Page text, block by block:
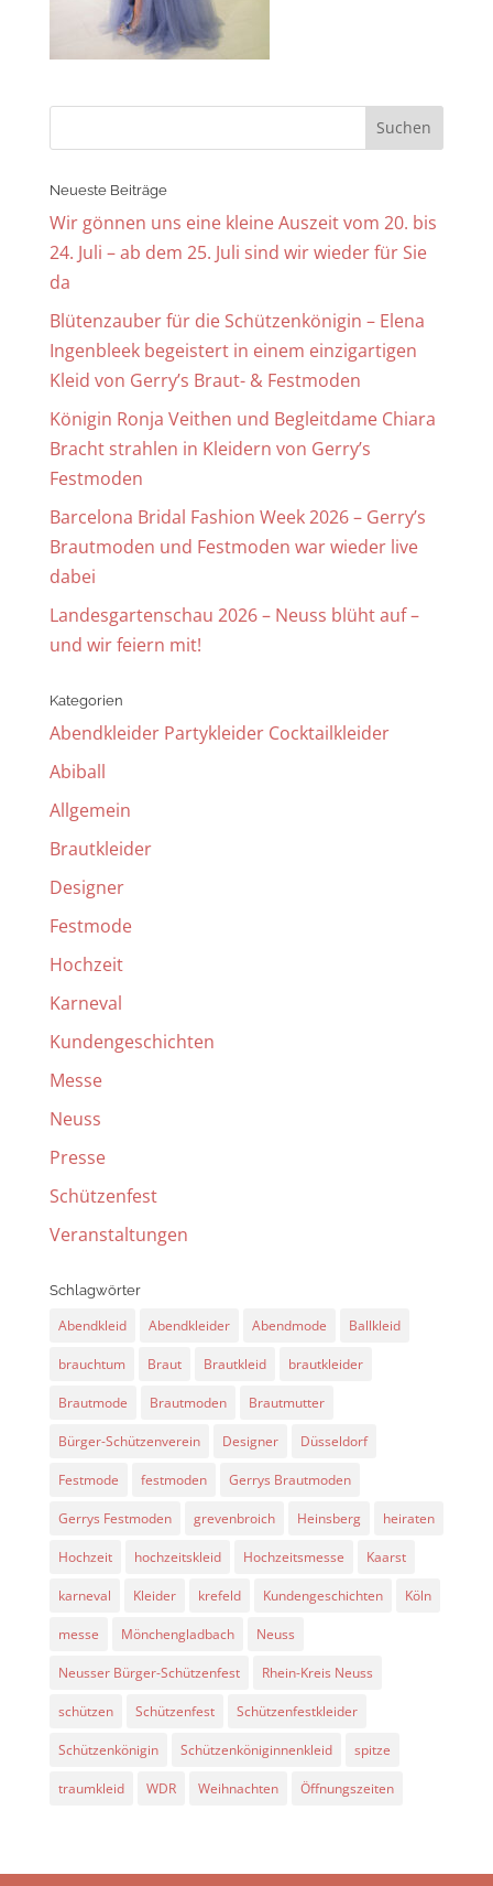
Neueste Beiträge
Wir gönnen uns eine kleine Auszeit vom 20. bis
24. Juli – ab dem 25. Juli sind wir wieder für Sie
da
Blütenzauber für die Schützenkönigin – Elena
Ingenbleek begeistert in einem einzigartigen
Kleid von Gerry’s Braut- & Festmoden
Königin Ronja Veithen und Begleitdame Chiara
Bracht strahlen in Kleidern von Gerry’s
Festmoden
Barcelona Bridal Fashion Week 2026 – Gerry’s
Brautmoden und Festmoden war wieder live
dabei
Landesgartenschau 2026 – Neuss blüht auf –
und wir feiern mit!
Kategorien
Abendkleider Partykleider Cocktailkleider
Abiball
Allgemein
Brautkleider
Designer
Festmode
Hochzeit
Karneval
Kundengeschichten
Messe
Neuss
Presse
Schützenfest
Veranstaltungen
Schlagwörter
Abendkleid Abendkleider Abendmode Ballkleid
brauchtum Braut Brautkleid brautkleider
Brautmode Brautmoden Brautmutter
Bürger-Schützenverein Designer Düsseldorf
Festmode festmoden Gerrys Brautmoden
Gerrys Festmoden grevenbroich Heinsberg heiraten
Hochzeit hochzeitskleid Hochzeitsmesse Kaarst
karneval Kleider krefeld Kundengeschichten Köln
messe Mönchengladbach Neuss
Neusser Bürger-Schützenfest Rhein-Kreis Neuss
schützen Schützenfest Schützenfestkleider
Schützenkönigin Schützenköniginnenkleid spitze
traumkleid WDR Weihnachten Öffnungszeiten